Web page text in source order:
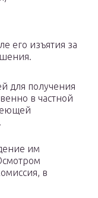
его изъятия за
для получения
в частной
им
в